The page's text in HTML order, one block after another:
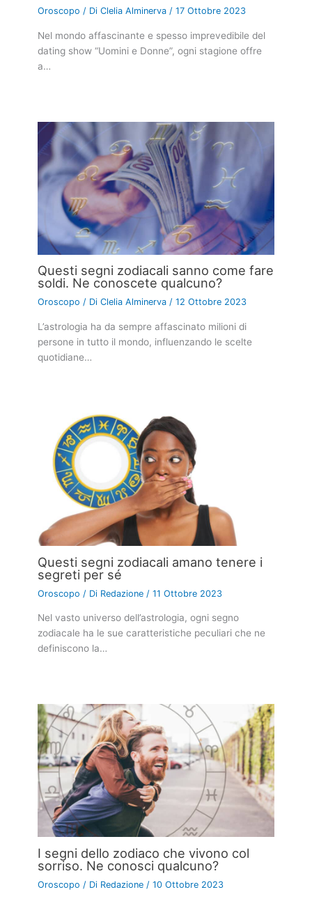
Oroscopo / DiClelia Alminerva/17 Ottobre 2023
Nel mondo affascinante e spesso imprevedibile del
dating show “Uomini e Donne”, ogni stagione offre
a…
Questi segni zodiacali sanno come fare
soldi. Ne conoscete qualcuno?
Oroscopo / DiClelia Alminerva/12 Ottobre 2023
L’astrologia ha da sempre affascinato milioni di
persone in tutto il mondo, influenzando le scelte
quotidiane…
Questi segni zodiacali amano tenere i
segreti per sé
Oroscopo / Di Redazione /11 Ottobre 2023
Nel vasto universo dell’astrologia, ogni segno
zodiacale ha le sue caratteristiche peculiari che ne
definiscono la…
I segni dello zodiaco che vivono col
sorriso. Ne conosci qualcuno?
Oroscopo / Di Redazione/10 Ottobre 2023